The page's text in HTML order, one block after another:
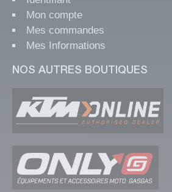
Mon compte
Mes commandes
Mes Informations
NOS AUTRES BOUTIQUES